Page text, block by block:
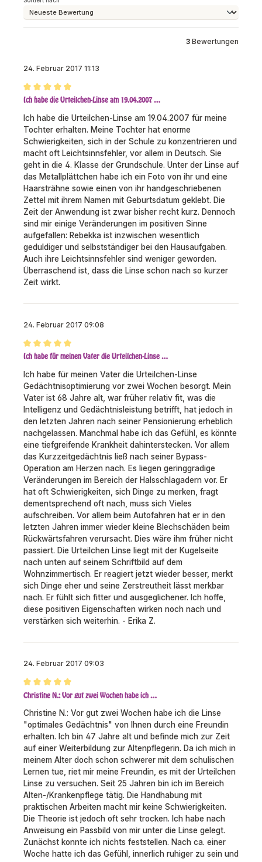
3 Bewertungen
24. Februar 2017 11:13
Bewertung mit 5 von 5 Sternen
Ich habe die Urteilchen-Linse am 19.04.2007 …
Ich habe die Urteilchen-Linse am 19.04.2007 für meine
Tochter erhalten. Meine Tochter hat enorme
Schwierigkeiten, sich in der Schule zu konzentrieren und
macht oft Leichtsinnsfehler, vor allem in Deutsch. Sie
geht in die 4. Klasse der Grundschule. Unter der Linse auf
das Metallplättchen habe ich ein Foto von ihr und eine
Haarsträhne sowie einen von ihr handgeschriebenen
Zettel mit ihrem Namen mit Geburtsdatum geklebt. Die
Zeit der Anwendung ist zwar bisher recht kurz. Dennoch
sind mir einige Veränderungen im positiven Sinne
aufgefallen: Rebekka ist inzwischen wesentlich
geduldiger und selbstständiger bei den Hausaufgaben.
Auch ihre Leichtsinnsfehler sind weniger geworden.
Überraschend ist, dass die Linse schon nach so kurzer
Zeit wirkt.
24. Februar 2017 09:08
Bewertung mit 5 von 5 Sternen
Ich habe für meinen Vater die Urteilchen-Linse …
Ich habe für meinen Vater die Urteilchen-Linse
Gedächtnisoptimierung vor zwei Wochen besorgt. Mein
Vater ist 68 Jahre alt, war früher relativ fit, was die
Intelligenz und Gedächtnisleistung betrifft, hat jedoch in
den letzten Jahren nach seiner Pensionierung erheblich
nachgelassen. Manchmal habe ich das Gefühl, es könnte
eine tiefgreifende Krankheit dahinterstecken. Vor allem
das Kurzzeitgedächtnis ließ nach seiner Bypass-
Operation am Herzen nach. Es liegen geringgradige
Veränderungen im Bereich der Halsschlagadern vor. Er
hat oft Schwierigkeiten, sich Dinge zu merken, fragt
dementsprechend oft nach, muss sich Vieles
aufschreiben. Vor allem beim Autofahren hat er in den
letzten Jahren immer wieder kleine Blechschäden beim
Rückwärtsfahren verursacht. Dies wäre ihm früher nicht
passiert. Die Urteilchen Linse liegt mit der Kugelseite
nach unten auf seinem Schriftbild auf dem
Wohnzimmertisch. Er reagiert jetzt wieder besser, merkt
sich Dinge eher und seine Zerstreutheit lässt merkbar
nach. Er fühlt sich fitter und ausgeglichener. Ich hoffe,
diese positiven Eigenschaften wirken noch nach und
verstärken sich weiterhin. - Erika Z.
24. Februar 2017 09:03
Bewertung mit 5 von 5 Sternen
Christine N.: Vor gut zwei Wochen habe ich …
Christine N.: Vor gut zwei Wochen habe ich die Linse
"optimales Gedächtnis" von Ihnen durch eine Freundin
erhalten. Ich bin 47 Jahre alt und befinde mich zur Zeit
auf einer Weiterbildung zur Altenpflegerin. Da ich mich in
meinem Alter doch schon schwerer mit dem schulischen
Lernen tue, riet mir meine Freundin, es mit der Urteilchen
Linse zu versuchen. Seit 25 Jahren bin ich im Bereich
Alten-/Krankenpflege tätig. Die Handhabung mit
praktischen Arbeiten macht mir keine Schwierigkeiten.
Die Theorie ist jedoch oft sehr trocken. Ich habe nach
Anweisung ein Passbild von mir unter die Linse gelegt.
Zunächst konnte ich nichts feststellen. Nach ca. einer
Woche hatte ich das Gefühl, innerlich ruhiger zu sein und